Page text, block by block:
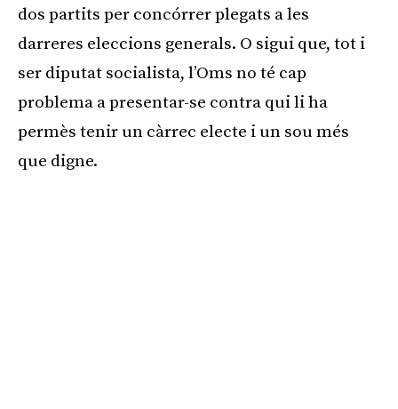
dos partits per concórrer plegats a les
darreres eleccions generals. O sigui que, tot i
ser diputat socialista, l’Oms no té cap
problema a presentar-se contra qui li ha
permès tenir un càrrec electe i un sou més
que digne.